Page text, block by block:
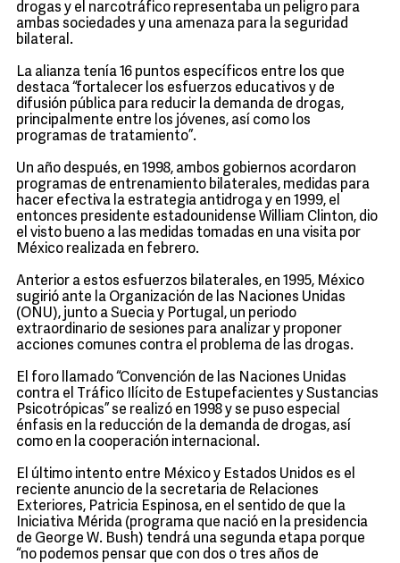
drogas y el narcotráfico representaba un peligro para
ambas sociedades y una amenaza para la seguridad
bilateral.
La alianza tenía 16 puntos específicos entre los que
destaca “fortalecer los esfuerzos educativos y de
difusión pública para reducir la demanda de drogas,
principalmente entre los jóvenes, así como los
programas de tratamiento”.
Un año después, en 1998, ambos gobiernos acordaron
programas de entrenamiento bilaterales, medidas para
hacer efectiva la estrategia antidroga y en 1999, el
entonces presidente estadounidense William Clinton, dio
el visto bueno a las medidas tomadas en una visita por
México realizada en febrero.
Anterior a estos esfuerzos bilaterales, en 1995, México
sugirió ante la Organización de las Naciones Unidas
(ONU), junto a Suecia y Portugal, un periodo
extraordinario de sesiones para analizar y proponer
acciones comunes contra el problema de las drogas.
El foro llamado “Convención de las Naciones Unidas
contra el Tráfico Ilícito de Estupefacientes y Sustancias
Psicotrópicas” se realizó en 1998 y se puso especial
énfasis en la reducción de la demanda de drogas, así
como en la cooperación internacional.
El último intento entre México y Estados Unidos es el
reciente anuncio de la secretaria de Relaciones
Exteriores, Patricia Espinosa, en el sentido de que la
Iniciativa Mérida (programa que nació en la presidencia
de George W. Bush) tendrá una segunda etapa porque
“no podemos pensar que con dos o tres años de